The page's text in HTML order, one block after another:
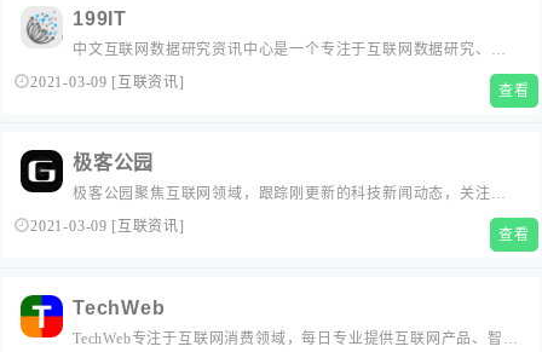
199IT
中文互联网数据研究资讯中心是一个专注于互联网数据研究、互
联网数据调研、IT数据分析、互联网咨询机构数据、互联网权威
机构，并致力为中国互联网研究和咨询及IT行业数据专业人员和
2021-03-09 [ 互联资讯] 查看
极客公园
极客公园聚焦互联网领域，跟踪刚更新的科技新闻动态，关注极
具创新精神的科技产品。...
2021-03-09 [ 互联资讯] 查看
TechWeb
TechWeb专注于互联网消费领域，每日专业提供互联网产品、智能